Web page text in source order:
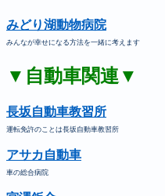
みどり湖動物病院
みんなが幸せになる方法を一緒に考えます
▼自動車関連▼
長坂自動車教習所
運転免許のことは長坂自動車教習所
アサカ自動車
車の総合病院